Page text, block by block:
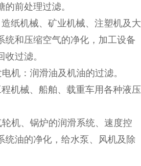
前处理过滤。
纸机械、矿业机械、注塑机及大
统和压缩空气的净化，加工设备
过滤。
机：润滑油及机油的过滤。
机械、船舶、载重车用各种液压
机、锅炉的润滑系统、速度控
统油的净化，给水泵、风机及除